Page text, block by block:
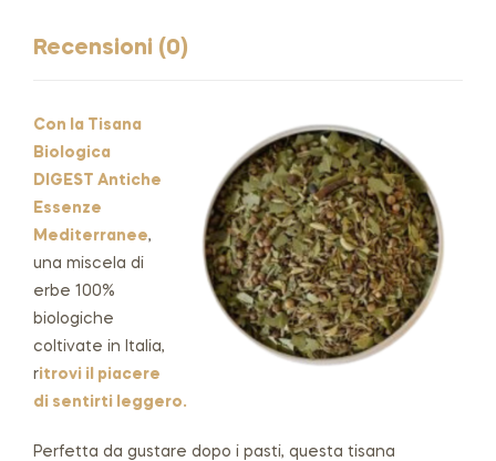
Recensioni (0)
Con la Tisana
Biologica
DIGEST Antiche
Essenze
Mediterranee,
una miscela di
erbe 100%
biologiche
coltivate in Italia,
ritrovi il piacere
di sentirti leggero.
Perfetta da gustare dopo i pasti, questa tisana